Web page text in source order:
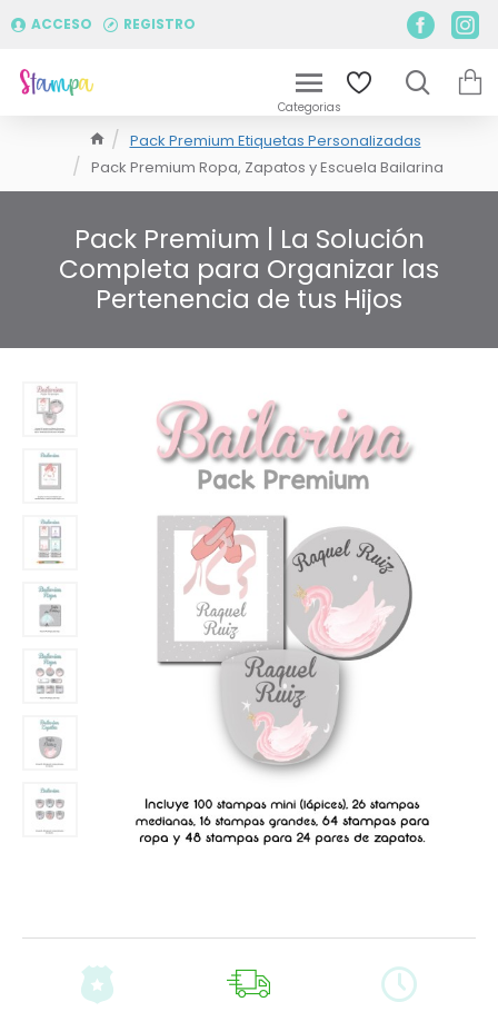
ACCESO REGISTRO
Pack Premium Etiquetas Personalizadas
Pack Premium Ropa, Zapatos y Escuela Bailarina
Pack Premium | La Solución
Completa para Organizar las
Pertenencia de tus Hijos